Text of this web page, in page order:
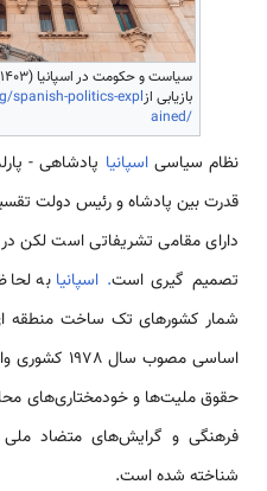
بازیابی ازspanish-politics-expl
ained/
نظام سیاسیاسپانیا پادشاهی -
قدرت بین پادشاه و رئیس دولت
دارای مقامی تشریفاتی است لکن
تصمیم گیری است. اسپانیا به
شمار کشورهای تک ساخت منطقه
اساسی مصوب
حقوق ملیت‌ها و خودمختاری‌های
فرهنگی و گرایش‌های متضاد
شناخته شده است.